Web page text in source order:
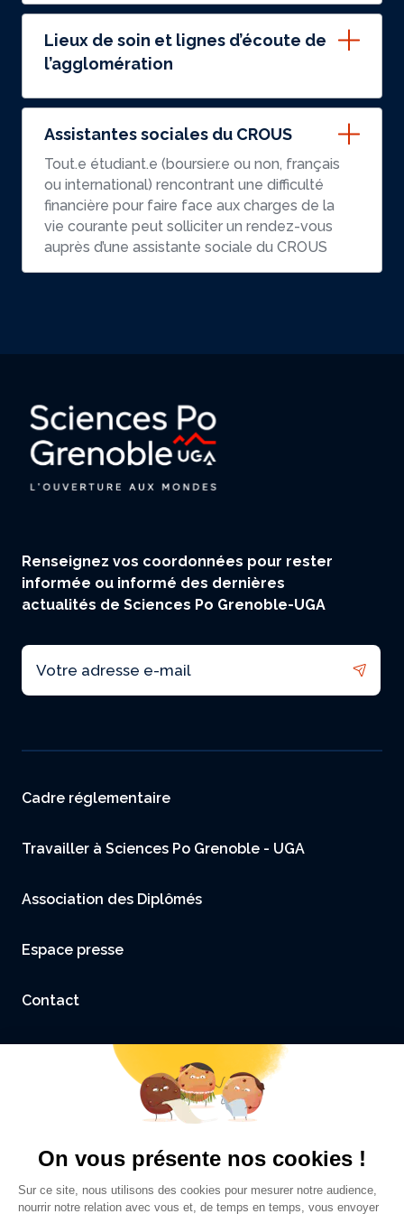
Lieux de soin et lignes d’écoute de
l’agglomération
Assistantes sociales du CROUS
Tout.e étudiant.e (boursier.e ou non, français
ou international) rencontrant une difficulté
financière pour faire face aux charges de la
vie courante peut solliciter un rendez-vous
auprès d’une assistante sociale du CROUS
Renseignez vos coordonnées pour rester
informée ou informé des dernières
actualités de Sciences Po Grenoble-UGA
Email
Menu footer
Cadre réglementaire
Travailler à Sciences Po Grenoble - UGA
Association des Diplômés
Espace presse
Contact
Accessibilité : non conforme
Mentions légales et Crédits
Politique de confidentialité